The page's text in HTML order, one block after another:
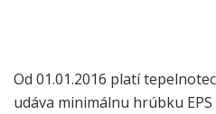
Od 01.01.2016 platí
udáva minimálnu hrúbku